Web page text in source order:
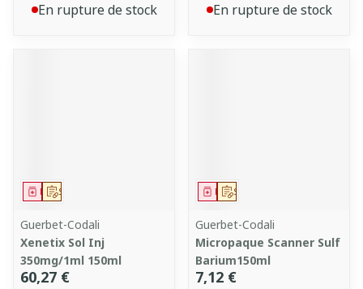
En rupture de stock En rupture de stock
Sur prescription
Médicament
Guerbet-Codali
Xenetix Sol Inj
350mg/1ml 150ml
60,27 €
Sur prescription
Médicament
Guerbet-Codali
Micropaque Scanner Sulf
Barium150ml
7,12 €